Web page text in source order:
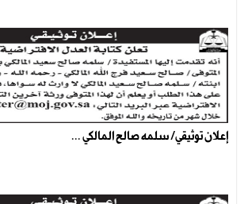
إعلان توثيقي/ سلمه صالح المالكي ...